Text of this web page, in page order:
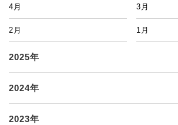
4月 3月
2月 1月
2025年
2024年
2023年